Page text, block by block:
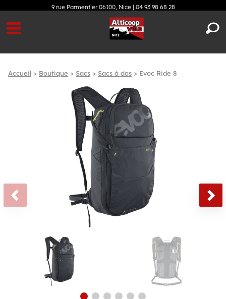
9 rue Parmentier 06100, Nice | 04 93 98 68 28
Accueil > Boutique > Sacs > Sacs à dos > Evoc Ride 8